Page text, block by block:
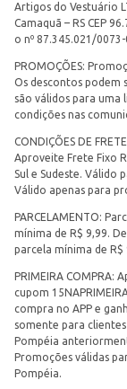
Artigos do Vestuário
Camaquã – RS CEP
o nº 87.345.021/0073-
PROMOÇÕES:
Os descontos podem
são válidos para uma
condições nas
CONDIÇÕES DE
Aproveite Frete Fixo
Sul e Sudeste. Válido
Válido apenas para
PARCELAMENTO:
mínima de R$ 9,99.
parcela mínima de R$
PRIMEIRA COMPRA:
cupom
compra no APP e
somente para
Pompéia
Promoções válidas
Pompéia.